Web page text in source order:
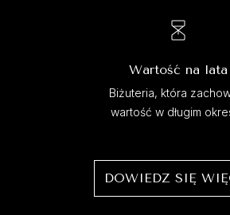
Wartość na lata
Biżuteria, która
wartość w długim
DOWIEDZ SIĘ